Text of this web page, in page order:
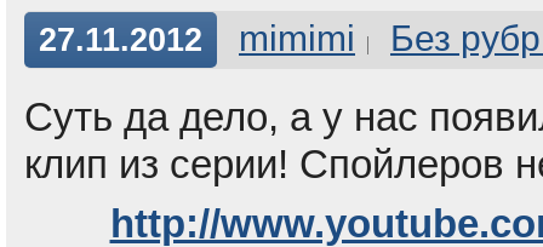
27.11.2012 mimimi Без
Суть да дело, а у нас
клип из серии! Спойлеров
http://